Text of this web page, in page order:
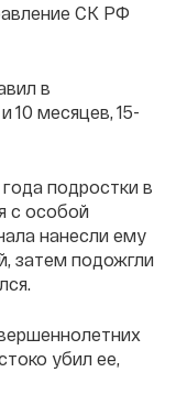
СК РФ
в
10 месяцев, 15-
подростки в
с особой
нанесли ему
затем подожгли
убил ее,